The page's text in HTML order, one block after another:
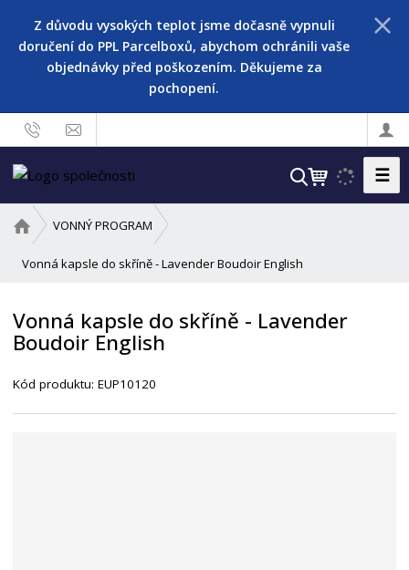
Z důvodu vysokých teplot jsme dočasně vypnuli
doručení do PPL Parcelboxů, abychom ochránili vaše
objednávky před poškozením. Děkujeme za
pochopení.
V
t
☰
v
o
í
s
r
VONNÝ PROGRAM
Vonná kapsle do skříně - Lavender Boudoir English
Vonná kapsle do skříně - Lavender
Boudoir English
Kód produktu:EUP10120